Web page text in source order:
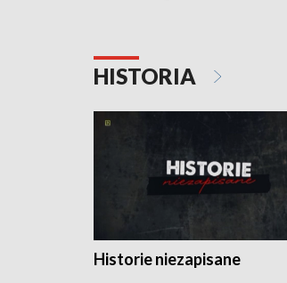
HISTORIA
Historie niezapisane